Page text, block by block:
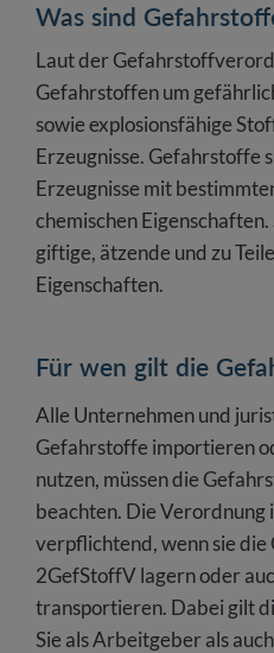
Was sind
Laut der
Gefahrstoffen um
sowie explosionsfähige
Erzeugnisse. Gefahrstoffe
Erzeugnisse mit
chemischen
giftige, ätzende und zu
Eigenschaften.
Für wen gilt die
Alle Unternehmen und
Gefahrstoffe importieren
nutzen, müssen die
beachten. Die Verordnung
verpflichtend, wenn sie die
2GefStoffV lagern oder
transportieren. Dabei gilt
Sie als Arbeitgeber als